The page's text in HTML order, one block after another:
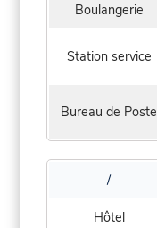
Boulangerie
Station service
Bureau de Poste
/
Hôtel